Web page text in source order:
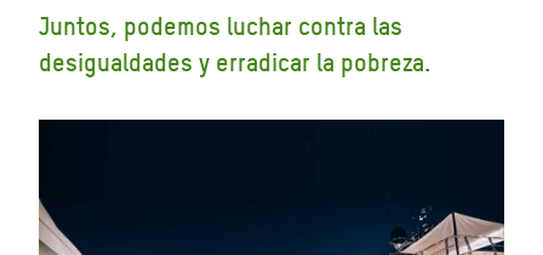
Juntos, podemos luchar contra las
desigualdades y erradicar la pobreza.